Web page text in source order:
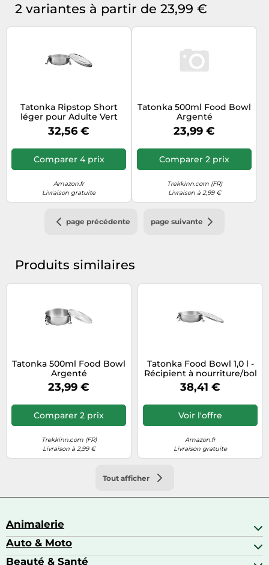
2 variantes à partir de 23,99 €
Tatonka Ripstop Short
léger pour Adulte Vert
Olive 29 cm Taille L 49 cm
32,56 €
Comparer 4 prix
Amazon.fr
Livraison gratuite
Tatonka 500ml Food Bowl
Argenté
23,99 €
Comparer 2 prix
Trekkinn.com (FR)
Livraison à 2,99 €
page précédente page suivante
Produits similaires
Tatonka 500ml Food Bowl
Argenté
23,99 €
Comparer 2 prix
Trekkinn.com (FR)
Livraison à 2,99 €
Tatonka Food Bowl 1,0 l -
Récipient à nourriture/bol
en acier inoxydable - Avec
couvercle, fermetures à
clip et volume de 1 l
38,41 €
Voir l'offre
Amazon.fr
Livraison gratuite
Tout afficher
Animalerie
Abris pour animaux sauvages
Aquariophilie
Auto & Moto
Accessoires auto
Beauté & Santé